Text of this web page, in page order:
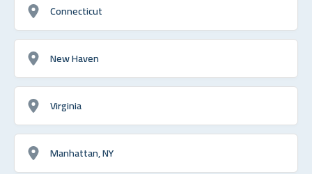
Connecticut
New Haven
Virginia
Manhattan, NY